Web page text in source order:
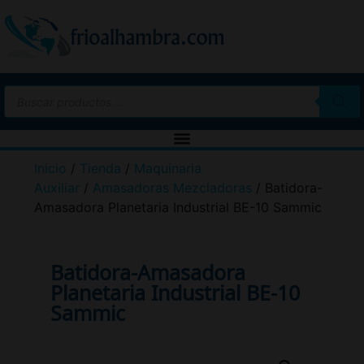
Inicio / Tienda / Maquinaria
Auxiliar / Amasadoras Mezcladoras / Batidora-
Amasadora Planetaria Industrial BE-10 Sammic
Batidora-Amasadora
Planetaria Industrial BE-10
Sammic